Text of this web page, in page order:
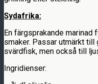
Sydafrika:
En färgsprakande marinad
smaker. Passar utmärkt
svärdfisk, men också till
Ingridienser: